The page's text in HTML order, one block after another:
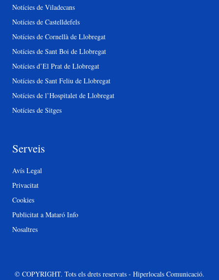
Notícies de Viladecans
Notícies de Castelldefels
Notícies de Cornellà de Llobregat
Notícies de Sant Boi de Llobregat
Notícies d’El Prat de Llobregat
Notícies de Sant Feliu de Llobregat
Notícies de l’Hospitalet de Llobregat
Notícies de Sitges
Serveis
Avís Legal
Privacitat
Cookies
Publicitat a Mataró Info
Nosaltres
© COPYRIGHT. Tots els drets reservats - Hiperlocals Comunicació.